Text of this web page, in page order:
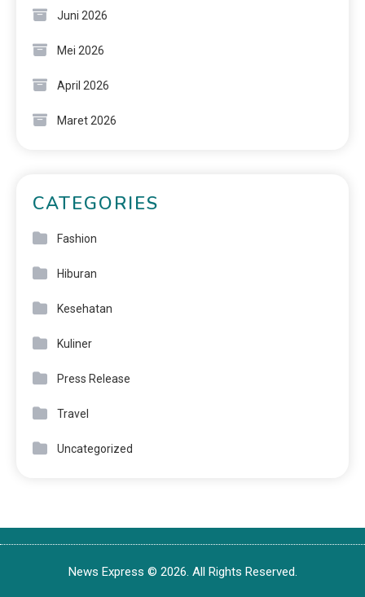
Juni 2026
Mei 2026
April 2026
Maret 2026
CATEGORIES
Fashion
Hiburan
Kesehatan
Kuliner
Press Release
Travel
Uncategorized
News Express © 2026. All Rights Reserved.